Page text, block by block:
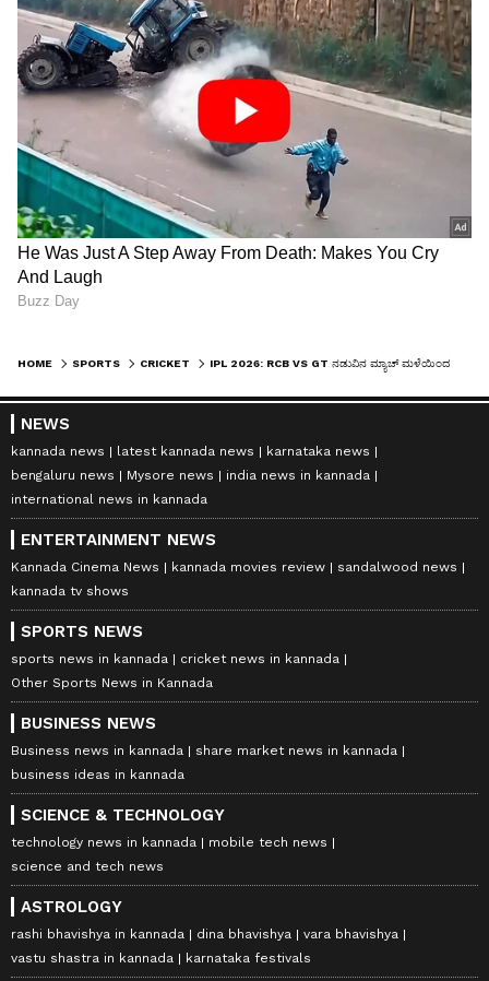
HOME SPORTS CRICKET
NEWS
kannada news latest kannada news
karnataka news
bengaluru news
Mysore news
india news in kannada
international news in kannada
ENTERTAINMENT NEWS
Kannada Cinema News kannada movies review
sandalwood news
kannada tv shows
SPORTS NEWS
sports news in kannada
cricket news in kannada
Other Sports News in Kannada
BUSINESS NEWS
Business news in kannada
share market news in kannada
business ideas in kannada
SCIENCE & TECHNOLOGY
technology news in kannada
mobile tech news
science and tech news
ASTROLOGY
rashi bhavishya in kannada dina bhavishya
vara bhavishya
vastu shastra in kannada
karnataka festivals